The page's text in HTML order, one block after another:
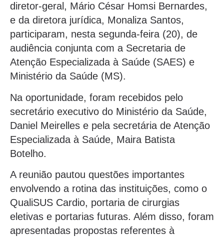
diretor-geral, Mário César Homsi Bernardes,
e da diretora jurídica, Monaliza Santos,
participaram, nesta segunda-feira (20), de
audiência conjunta com a Secretaria de
Atenção Especializada à Saúde (SAES) e
Ministério da Saúde (MS).
Na oportunidade, foram recebidos pelo
secretário executivo do Ministério da Saúde,
Daniel Meirelles e pela secretária de Atenção
Especializada à Saúde, Maira Batista
Botelho.
A reunião pautou questões importantes
envolvendo a rotina das instituições, como o
QualiSUS Cardio, portaria de cirurgias
eletivas e portarias futuras. Além disso, foram
apresentadas propostas referentes à